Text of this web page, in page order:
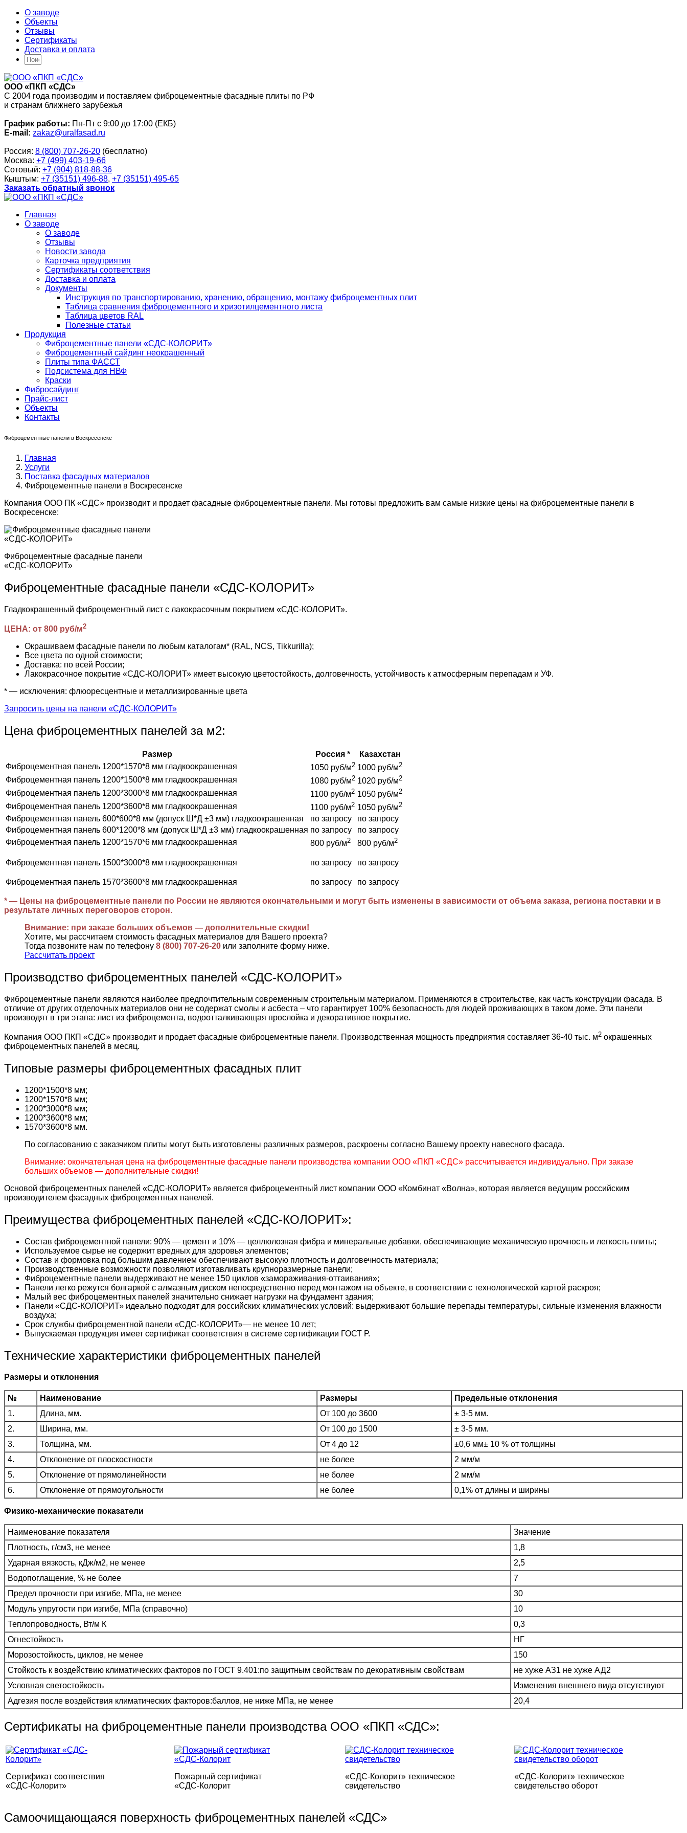
О заводе
Объекты
Отзывы
Сертификаты
Доставка и оплата
ООО «ПКП «СДС»
С 2004 года производим и поставляем фиброцементные фасадные плиты по РФ
и странам ближнего зарубежья
График работы: Пн-Пт с 9:00 до 17:00 (ЕКБ)
E-mail: zakaz@uralfasad.ru
Россия: 8 (800) 707-26-20 (бесплатно)
Москва: +7 (499) 403-19-66
Сотовый: +7 (904) 818-88-36
Кыштым: +7 (35151) 496-88, +7 (35151) 495-65
Заказать обратный звонок
Главная
О заводе
О заводе
Отзывы
Новости завода
Карточка предприятия
Сертификаты соответствия
Доставка и оплата
Документы
Инструкция по транспортированию, хранению, обращению, монтажу фиброцементных плит
Таблица сравнения фиброцементного и хризотилцементного листа
Таблица цветов RAL
Полезные статьи
Продукция
Фиброцементные панели «СДС-КОЛОРИТ»
Фиброцементный сайдинг неокрашенный
Плиты типа ФАССТ
Подсистема для НВФ
Краски
Фибросайдинг
Прайс-лист
Объекты
Контакты
Фиброцементные панели в Воскресенске
Главная
Услуги
Поставка фасадных материалов
Фиброцементные панели в Воскресенске
Компания ООО ПК «СДС» производит и продает фасадные фиброцементные панели. Мы готовы предложить вам самые низкие цены на фиброцементные панели в
Воскресенске:
Фиброцементные фасадные панели
«СДС-КОЛОРИТ»
Фиброцементные фасадные панели «СДС-КОЛОРИТ»
Гладкокрашенный фиброцементный лист с лакокрасочным покрытием «СДС-КОЛОРИТ».
ЦЕНА: от 800 руб/м2
Окрашиваем фасадные панели по любым каталогам* (RAL, NCS, Tikkurilla);
Все цвета по одной стоимости;
Доставка: по всей России;
Лакокрасочное покрытие «СДС-КОЛОРИТ» имеет высокую цветостойкость, долговечность, устойчивость к атмосферным перепадам и УФ.
* — исключения: флюоресцентные и металлизированные цвета
Запросить цены на панели «СДС-КОЛОРИТ»
Цена фиброцементных панелей за м2:
Размер Россия *
Казахстан
Фиброцементная панель 1200*1570*8 мм гладкоокрашенная
1050 руб/м2 1000 руб/м2
Фиброцементная панель 1200*1500*8 мм гладкоокрашенная 1080 руб/м2 1020 руб/м2
Фиброцементная панель 1200*3000*8 мм гладкоокрашенная 1100 руб/м2 1050 руб/м2
Фиброцементная панель 1200*3600*8 мм гладкоокрашенная 1100 руб/м2 1050 руб/м2
Фиброцементная панель 600*600*8 мм (допуск Ш*Д ±3 мм) гладкоокрашенная по запросу
по запросу
Фиброцементная панель 600*1200*8 мм (допуск Ш*Д ±3 мм) гладкоокрашенная по запросу
по запросу
Фиброцементная панель 1200*1570*6 мм гладкоокрашенная
800 руб/м2 800 руб/м2
Фиброцементная панель 1500*3000*8 мм гладкоокрашенная по запросу по запросу
Фиброцементная панель 1570*3600*8 мм гладкоокрашенная по запросу по запросу
* — Цены на фиброцементные панели по России не являются окончательными и могут быть изменены в зависимости от объема заказа, региона поставки и в
результате личных переговоров сторон.
Внимание: при заказе больших объемов — дополнительные скидки!
Хотите, мы рассчитаем стоимость фасадных материалов для Вашего проекта?
Тогда позвоните нам по телефону 8 (800) 707-26-20 или заполните форму ниже.
Рассчитать проект
Производство фиброцементных панелей «СДС-КОЛОРИТ»
Фиброцементные панели являются наиболее предпочтительным современным строительным материалом. Применяются в строительстве, как часть конструкции фасада. В
отличие от других отделочных материалов они не содержат смолы и асбеста – что гарантирует 100% безопасность для людей проживающих в таком доме. Эти панели
производят в три этапа: лист из фиброцемента, водоотталкивающая прослойка и декоративное покрытие.
Компания ООО ПКП «СДС» производит и продает фасадные фиброцементные панели. Производственная мощность предприятия составляет 36-40 тыс. м2 окрашенных
фиброцементных панелей в месяц.
Типовые размеры фиброцементных фасадных плит
1200*1500*8 мм;
1200*1570*8 мм;
1200*3000*8 мм;
1200*3600*8 мм;
1570*3600*8 мм.
По согласованию с заказчиком плиты могут быть изготовлены различных размеров, раскроены согласно Вашему проекту навесного фасада.
Внимание: окончательная цена на фиброцементные фасадные панели производства компании ООО «ПКП «СДС» рассчитывается индивидуально. При заказе
больших объемов — дополнительные скидки!
Основой фиброцементных панелей «СДС-КОЛОРИТ» является фиброцементный лист компании ООО «Комбинат «Волна», которая является ведущим российским
производителем фасадных фиброцементных панелей.
Преимущества фиброцементных панелей «СДС-КОЛОРИТ»:
Состав фиброцементной панели: 90% — цемент и 10% — целлюлозная фибра и минеральные добавки, обеспечивающие механическую прочность и легкость плиты;
Используемое сырье не содержит вредных для здоровья элементов;
Состав и формовка под большим давлением обеспечивают высокую плотность и долговечность материала;
Производственные возможности позволяют изготавливать крупноразмерные панели;
Фиброцементные панели выдерживают не менее 150 циклов «замораживания-оттаивания»;
Панели легко режутся болгаркой с алмазным диском непосредственно перед монтажом на объекте, в соответствии с технологической картой раскроя;
Малый вес фиброцементных панелей значительно снижает нагрузки на фундамент здания;
Панели «СДС-КОЛОРИТ» идеально подходят для российских климатических условий: выдерживают большие перепады температуры, сильные изменения влажности
воздуха;
Срок службы фиброцементной панели «СДС-КОЛОРИТ»— не менее 10 лет;
Выпускаемая продукция имеет сертификат соответствия в системе сертификации ГОСТ Р.
Технические характеристики фиброцементных панелей
Размеры и отклонения
№ Наименование Размеры
Предельные отклонения
1.
Длина, мм. От 100 до 3600
± 3-5 мм.
2.
Ширина, мм. От 100 до 1500
± 3-5 мм.
3.
Толщина, мм. От 4 до 12
±0,6 мм± 10 % от толщины
4.
Отклонение от плоскостности не более
2 мм/м
5.
Отклонение от прямолинейности не более
2 мм/м
6.
Отклонение от прямоугольности не более 0,1% от длины и ширины
Физико-механические показатели
Наименование показателя
Значение
Плотность, г/см3, не менее
1,8
Ударная вязкость, кДж/м2, не менее
2,5
Водопоглащение, % не более
7
Предел прочности при изгибе, МПа, не менее
30
Модуль упругости при изгибе, МПа (справочно)
10
Теплопроводность, Вт/м К
0,3
Огнестойкость
НГ
Морозостойкость, циклов, не менее
150
Стойкость к воздействию климатических факторов по ГОСТ 9.401:по защитным свойствам по декоративным свойствам
не хуже АЗ1 не хуже АД2
Условная светостойкость
Изменения внешнего вида отсутствуют
Адгезия после воздействия климатических факторов:баллов, не ниже МПа, не менее
20,4
Сертификаты на фиброцементные панели производства ООО «ПКП «СДС»:
Сертификат соответствия
«СДС-Колорит»
Пожарный сертификат
«СДС-Колорит
«СДС-Колорит» техническое
свидетельство
«СДС-Колорит» техническое
свидетельство оборот
Самоочищающаяся поверхность фиброцементных панелей «СДС»